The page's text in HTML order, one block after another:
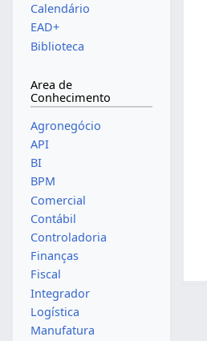
Calendário
EAD+
Biblioteca
Area de
Conhecimento
Agronegócio
API
BI
BPM
Comercial
Contábil
Controladoria
Finanças
Fiscal
Integrador
Logística
Manufatura